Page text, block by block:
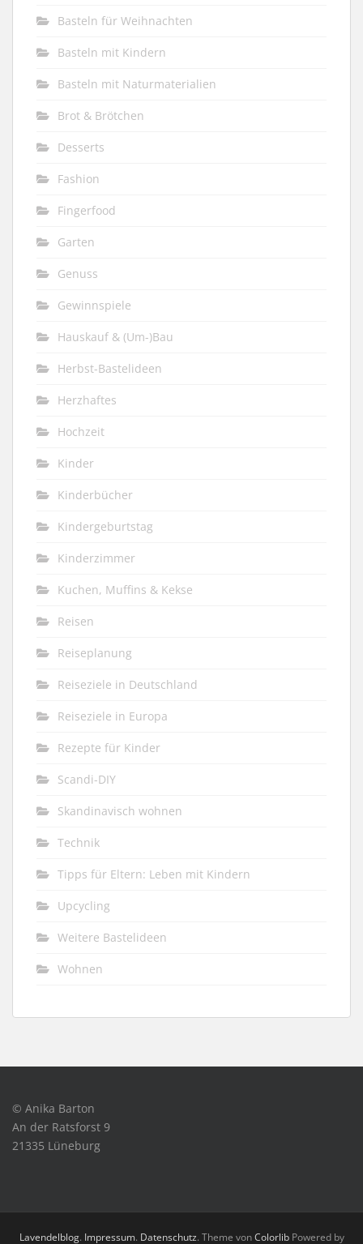
Basteln für Weihnachten
Basteln mit Kindern
Basteln mit Naturmaterialien
Brot & Brötchen
Desserts
Fashion
Fingerfood
Garten
Genuss
Gewinnspiele
Hauskauf & (Um-)Bau
Herbst-Bastelideen
Herzhaftes
Hochzeit
Kinder
Kinderbücher
Kindergeburtstag
Kinderzimmer
Kuchen, Muffins & Kekse
Reisen
Reiseplanung
Reiseziele in Deutschland
Reiseziele in Europa
Rezepte für Kinder
Scandi-DIY
Skandinavisch wohnen
Technik
Tipps für Eltern: Leben mit Kindern
Upcycling
Weitere Bastelideen
Wohnen
© Anika Barton
An der Ratsforst 9
21335 Lüneburg
Lavendelblog. Impressum. Datenschutz. Theme vonColorlibPowered by